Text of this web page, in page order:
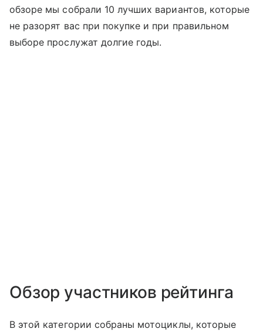
обзоре мы собрали 10 лучших вариантов, которые
не разорят вас при покупке и при правильном
выборе прослужат долгие годы.
Обзор участников рейтинга
В этой категории собраны мотоциклы, которые